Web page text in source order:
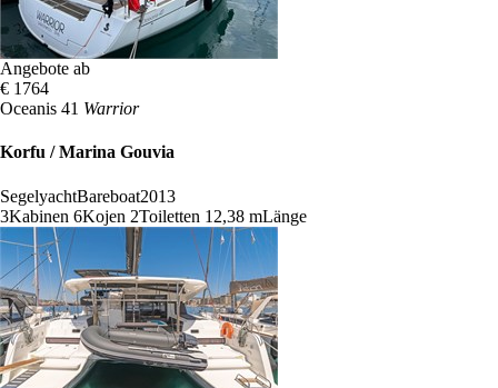
Angebote ab
€ 1764
Oceanis 41 Warrior
Korfu / Marina Gouvia
SegelyachtBareboat2013
3Kabinen 6Kojen 2Toiletten 12,38 mLänge